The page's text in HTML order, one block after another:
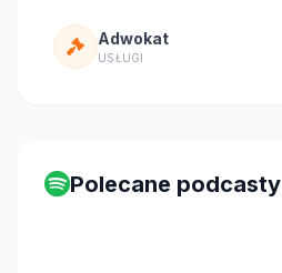
Adwokat
USŁUGI
Polecane podcasty